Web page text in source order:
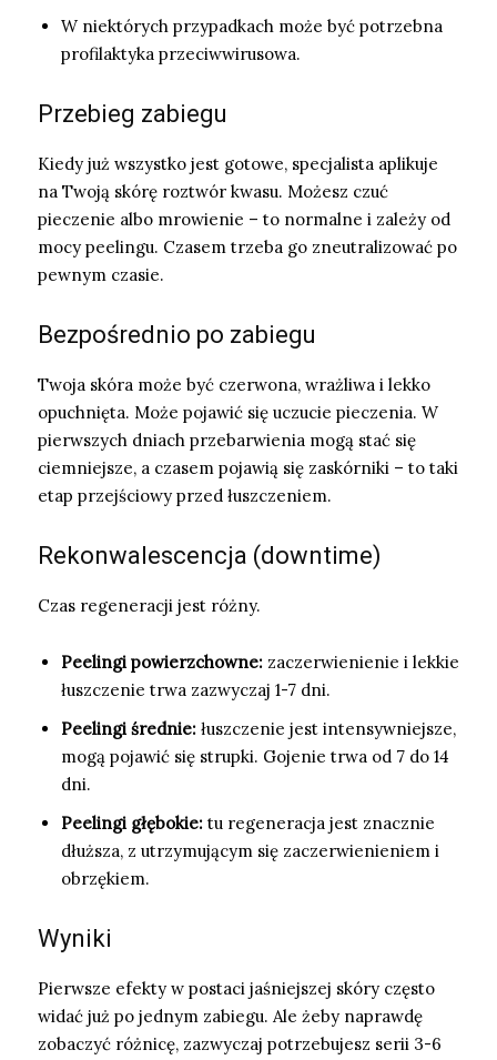
W niektórych przypadkach może być potrzebna
profilaktyka przeciwwirusowa.
Przebieg zabiegu
Kiedy już wszystko jest gotowe, specjalista aplikuje
na Twoją skórę roztwór kwasu. Możesz czuć
pieczenie albo mrowienie – to normalne i zależy od
mocy peelingu. Czasem trzeba go zneutralizować po
pewnym czasie.
Bezpośrednio po zabiegu
Twoja skóra może być czerwona, wrażliwa i lekko
opuchnięta. Może pojawić się uczucie pieczenia. W
pierwszych dniach przebarwienia mogą stać się
ciemniejsze, a czasem pojawią się zaskórniki – to taki
etap przejściowy przed łuszczeniem.
Rekonwalescencja (downtime)
Czas regeneracji jest różny.
Peelingi powierzchowne: zaczerwienienie i lekkie
łuszczenie trwa zazwyczaj 1-7 dni.
Peelingi średnie: łuszczenie jest intensywniejsze,
mogą pojawić się strupki. Gojenie trwa od 7 do 14
dni.
Peelingi głębokie: tu regeneracja jest znacznie
dłuższa, z utrzymującym się zaczerwienieniem i
obrzękiem.
Wyniki
Pierwsze efekty w postaci jaśniejszej skóry często
widać już po jednym zabiegu. Ale żeby naprawdę
zobaczyć różnicę, zazwyczaj potrzebujesz serii 3-6